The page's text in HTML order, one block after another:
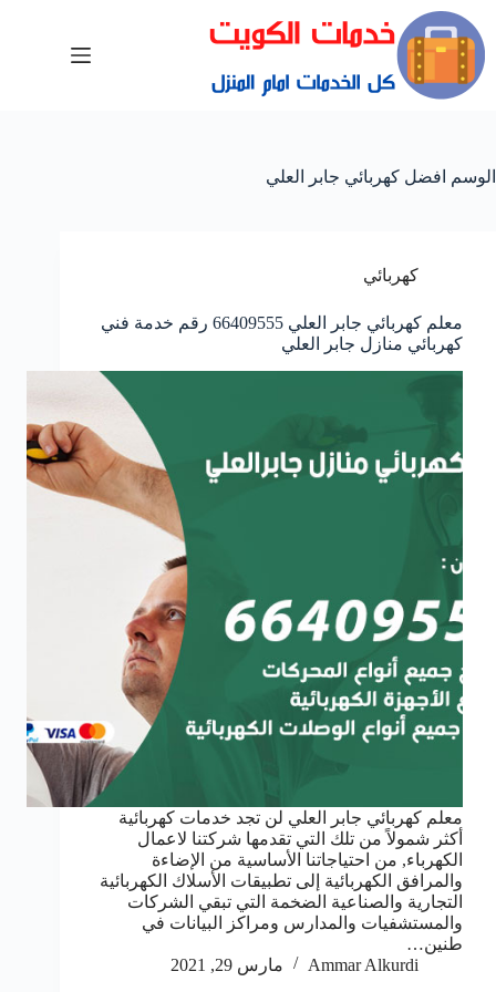
الوسم افضل كهربائي جابر العلي
كهربائي
معلم كهربائي جابر العلي 66409555 رقم خدمة فني
كهربائي منازل جابر العلي
معلم كهربائي جابر العلي لن تجد خدمات كهربائية
أكثر شمولاً من تلك التي تقدمها شركتنا لاعمال
الكهرباء, من احتياجاتنا الأساسية من الإضاءة
والمرافق الكهربائية إلى تطبيقات الأسلاك الكهربائية
التجارية والصناعية الضخمة التي تبقي الشركات
والمستشفيات والمدارس ومراكز البيانات في
طنين…
Ammar Alkurdi
مارس 29, 2021